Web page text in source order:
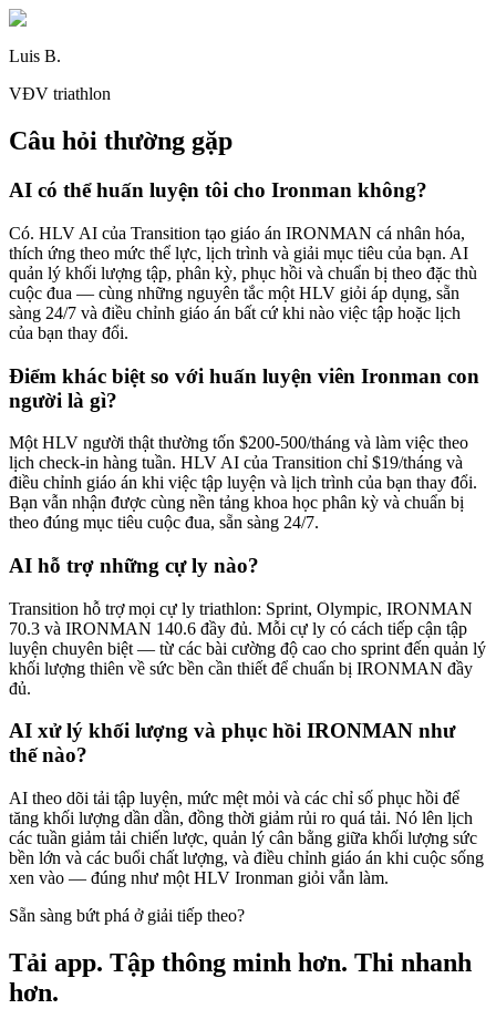
Luis B.
VĐV triathlon
Câu hỏi thường gặp
AI có thể huấn luyện tôi cho Ironman không?
Có. HLV AI của Transition tạo giáo án IRONMAN cá nhân hóa,
thích ứng theo mức thể lực, lịch trình và giải mục tiêu của bạn. AI
quản lý khối lượng tập, phân kỳ, phục hồi và chuẩn bị theo đặc thù
cuộc đua — cùng những nguyên tắc một HLV giỏi áp dụng, sẵn
sàng 24/7 và điều chỉnh giáo án bất cứ khi nào việc tập hoặc lịch
của bạn thay đổi.
Điểm khác biệt so với huấn luyện viên Ironman con
người là gì?
Một HLV người thật thường tốn $200-500/tháng và làm việc theo
lịch check-in hàng tuần. HLV AI của Transition chỉ $19/tháng và
điều chỉnh giáo án khi việc tập luyện và lịch trình của bạn thay đổi.
Bạn vẫn nhận được cùng nền tảng khoa học phân kỳ và chuẩn bị
theo đúng mục tiêu cuộc đua, sẵn sàng 24/7.
AI hỗ trợ những cự ly nào?
Transition hỗ trợ mọi cự ly triathlon: Sprint, Olympic, IRONMAN
70.3 và IRONMAN 140.6 đầy đủ. Mỗi cự ly có cách tiếp cận tập
luyện chuyên biệt — từ các bài cường độ cao cho sprint đến quản lý
khối lượng thiên về sức bền cần thiết để chuẩn bị IRONMAN đầy
đủ.
AI xử lý khối lượng và phục hồi IRONMAN như
thế nào?
AI theo dõi tải tập luyện, mức mệt mỏi và các chỉ số phục hồi để
tăng khối lượng dần dần, đồng thời giảm rủi ro quá tải. Nó lên lịch
các tuần giảm tải chiến lược, quản lý cân bằng giữa khối lượng sức
bền lớn và các buổi chất lượng, và điều chỉnh giáo án khi cuộc sống
xen vào — đúng như một HLV Ironman giỏi vẫn làm.
Sẵn sàng bứt phá ở giải tiếp theo?
Tải app. Tập thông minh hơn. Thi nhanh
hơn.